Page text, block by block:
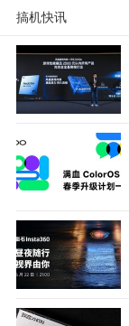
评
视
频
科
普
搞机快讯